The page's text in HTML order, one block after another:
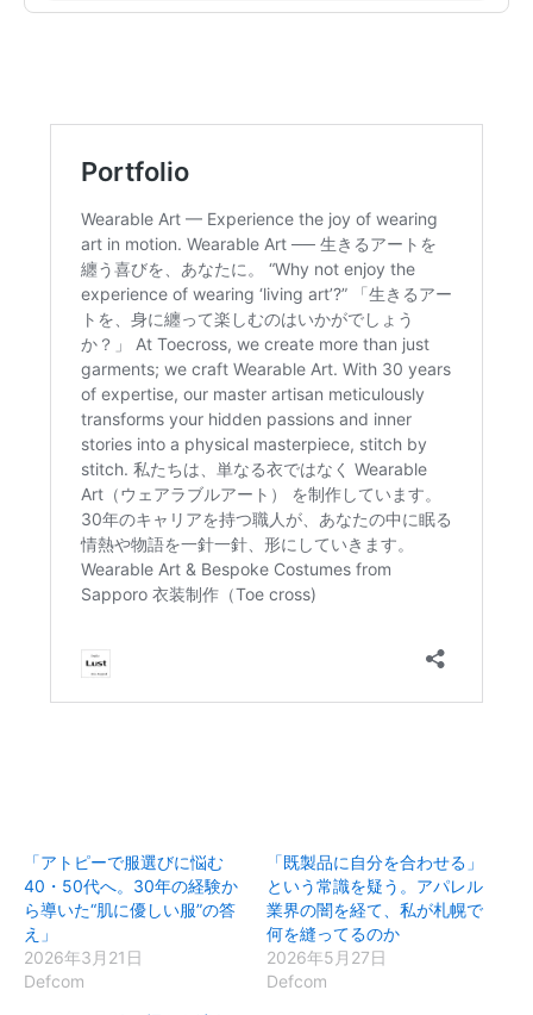
「アトピーで服選びに悩む
40・50代へ。30年の経験か
ら導いた“肌に優しい服”の答
え」
2026年3月21日
Defcom
「既製品に自分を合わせる」
という常識を疑う。アパレル
業界の闇を経て、私が札幌で
何を縫ってるのか
2026年5月27日
Defcom